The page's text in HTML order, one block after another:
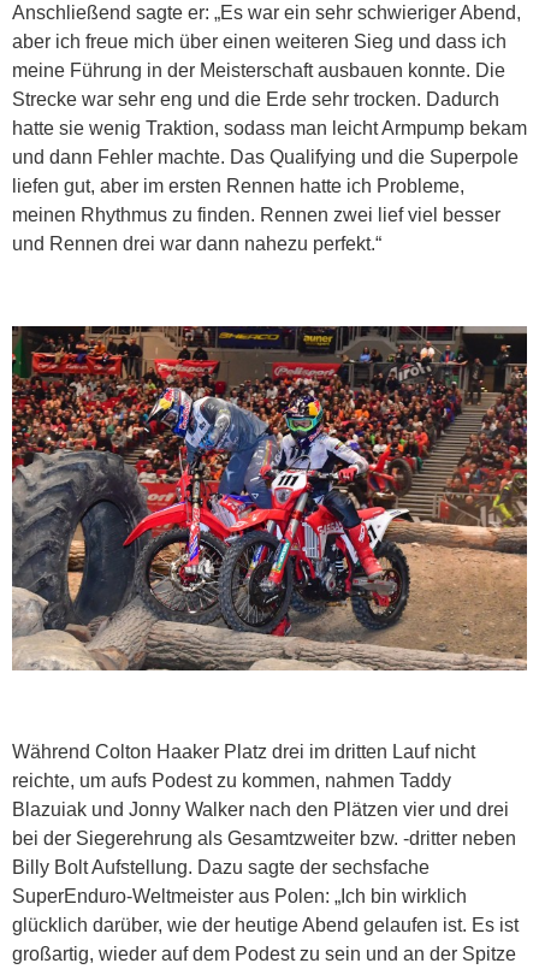
Anschließend sagte er: „Es war ein sehr schwieriger Abend,
aber ich freue mich über einen weiteren Sieg und dass ich
meine Führung in der Meisterschaft ausbauen konnte. Die
Strecke war sehr eng und die Erde sehr trocken. Dadurch
hatte sie wenig Traktion, sodass man leicht Armpump bekam
und dann Fehler machte. Das Qualifying und die Superpole
liefen gut, aber im ersten Rennen hatte ich Probleme,
meinen Rhythmus zu finden. Rennen zwei lief viel besser
und Rennen drei war dann nahezu perfekt.“
Während Colton Haaker Platz drei im dritten Lauf nicht
reichte, um aufs Podest zu kommen, nahmen Taddy
Blazuiak und Jonny Walker nach den Plätzen vier und drei
bei der Siegerehrung als Gesamtzweiter bzw. -dritter neben
Billy Bolt Aufstellung. Dazu sagte der sechsfache
SuperEnduro-Weltmeister aus Polen: „Ich bin wirklich
glücklich darüber, wie der heutige Abend gelaufen ist. Es ist
großartig, wieder auf dem Podest zu sein und an der Spitze